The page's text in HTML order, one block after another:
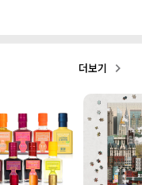
더보기